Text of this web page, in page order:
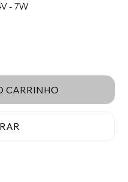
- 7W
CARRINHO